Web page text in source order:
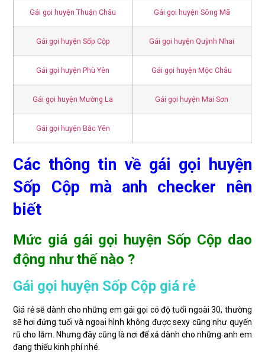
Gái gọi huyện Thuận Châu Gái gọi huyện Sông Mã
Gái gọi huyện Sốp Cộp Gái gọi huyện Quỳnh Nhai
Gái gọi huyện Phù Yên Gái gọi huyện Mộc Châu
Gái gọi huyện Mường La Gái gọi huyện Mai Sơn
Gái gọi huyện Bắc Yên
Các thông tin về gái gọi huyện
Sốp Cộp mà anh checker nên
biết
Mức giá gái gọi huyện Sốp Cộp dao
động như thế nào ?
Gái gọi huyện Sốp Cộp giá rẻ
Giá rẻ sẽ dành cho những em gái gọi có độ tuổi ngoài 30, thường
sẽ hơi đứng tuổi và ngoại hình không được sexy cũng như quyến
rũ cho lắm. Nhưng đây cũng là nơi để xả dành cho những anh em
đang thiếu kinh phí nhé.